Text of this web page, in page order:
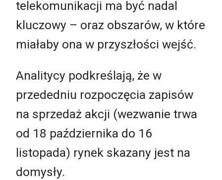
telekomunikacji ma być nadal
kluczowy – oraz obszarów, w które
miałaby ona w przyszłości wejść.
Analitycy podkreślają, że w
przededniu rozpoczęcia zapisów
na sprzedaż akcji (wezwanie trwa
od 18 października do 16
listopada) rynek skazany jest na
domysły.